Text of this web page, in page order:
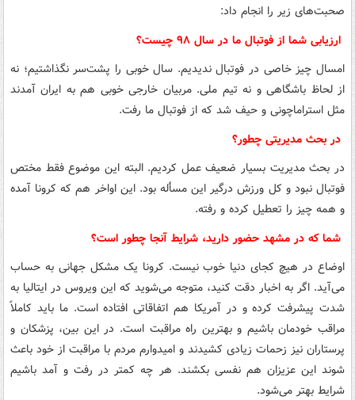
صحبت‌های زیر را انجام داد:
ارزیابی شما از فوتبال ما در سال ۹۸ چیست؟
امسال چیز خاصی در فوتبال ندیدیم. سال خوبی را پشت‌سر نگذاشتیم؛ نه
از لحاظ باشگاهی و نه تیم ملی. مربیان خارجی خوبی هم به ایران آمدند
مثل استراماچونی و حیف شد که از فوتبال ما رفت.
در بحث مدیریتی چطور؟
در بحث مدیریت بسیار ضعیف عمل کردیم. البته این موضوع فقط مختص
فوتبال نبود و کل ورزش درگیر این مسأله بود. این اواخر هم که کرونا آمده
و همه چیز را تعطیل کرده و رفته.
شما که در مشهد حضور دارید، شرایط آنجا چطور است؟
اوضاع در هیچ کجای دنیا خوب نیست. کرونا یک مشکل جهانی به حساب
می‌آید. اگر به اخبار دقت کنید، متوجه می‌شوید که این ویروس در ایتالیا به
شدت پیشرفت کرده و در آمریکا هم اتفاقاتی افتاده است. ما باید کاملاً
مراقب خودمان باشیم و بهترین راه مراقبت است. در این بین، پزشکان و
پرستاران نیز زحمات زیادی کشیدند و امیدوارم مردم با مراقبت از خود باعث
شوند این عزیزان هم نفسی بکشند. هر چه کمتر در رفت و آمد باشیم
شرایط بهتر می‌شود.